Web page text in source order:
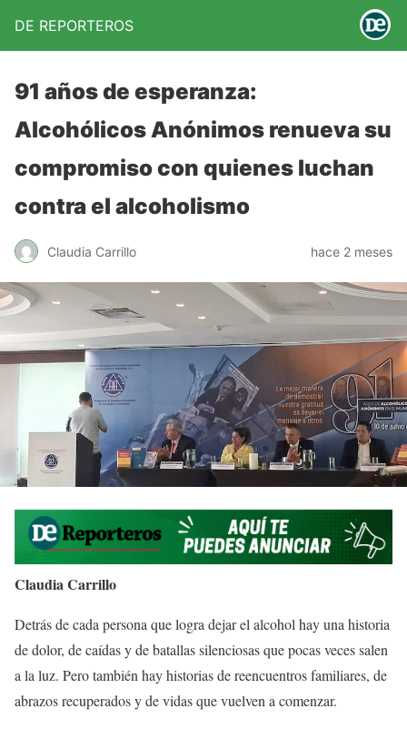
DE REPORTEROS
91 años de esperanza:
Alcohólicos Anónimos renueva su
compromiso con quienes luchan
contra el alcoholismo
Claudia Carrillo hace 2 meses
Claudia Carrillo
Detrás de cada persona que logra dejar el alcohol hay una historia
de dolor, de caídas y de batallas silenciosas que pocas veces salen
a la luz. Pero también hay historias de reencuentros familiares, de
abrazos recuperados y de vidas que vuelven a comenzar.